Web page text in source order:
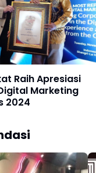
Raih Apresiasi
Marketing
2024